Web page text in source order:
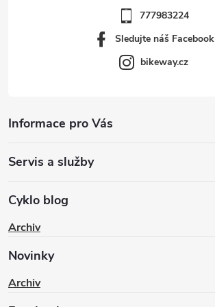
777983224
Sledujte náš Facebook
bikeway.cz
Informace pro Vás
Servis a služby
Cyklo blog
Archiv
Novinky
Archiv